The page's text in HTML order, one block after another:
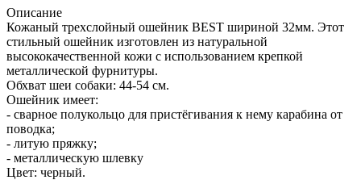
Описание
Кожаный трехслойный ошейник BEST шириной 32мм. Этот
стильный ошейник изготовлен из натуральной
высококачественной кожи с использованием крепкой
металлической фурнитуры.
Обхват шеи собаки: 44-54 см.
Ошейник имеет:
- сварное полукольцо для пристёгивания к нему карабина от
поводка;
- литую пряжку;
- металлическую шлевку
Цвет: черный.